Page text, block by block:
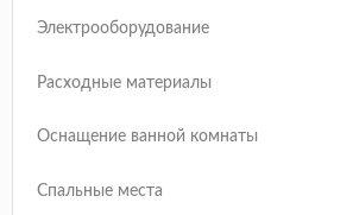
Электрооборудование
Расходные материалы
Оснащение ванной комнаты
Спальные места